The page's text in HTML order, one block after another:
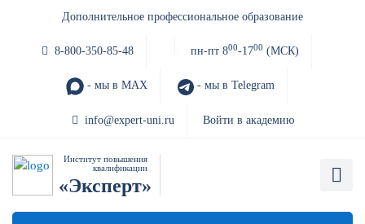
Дополнительное профессиональное образование
8-800-350-85-48 пн-пт 800-1700 (МСК)
- мы в MAX - мы в Telegram
info@expert-uni.ru Войти в академию
Институт повышения
квалификации
«Эксперт»